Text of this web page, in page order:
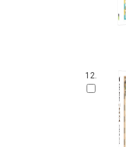
12.